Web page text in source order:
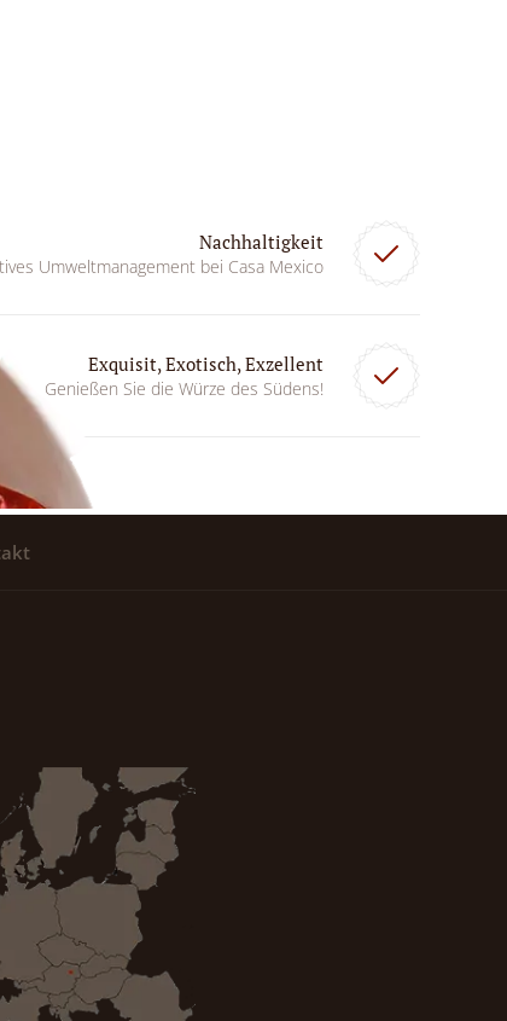
Nachhaltigkeit
Umweltmanagement bei Casa Mexico
Exquisit, Exotisch, Exzellent
Genießen Sie die Würze des Südens!